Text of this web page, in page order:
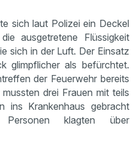
sich laut Polizei ein Deckel
ausgetretene Flüssigkeit
sich in der Luft. Der Einsatz
glimpflicher als befürchtet.
der Feuerwehr bereits
drei Frauen mit teils
ins Krankenhaus gebracht
klagten über